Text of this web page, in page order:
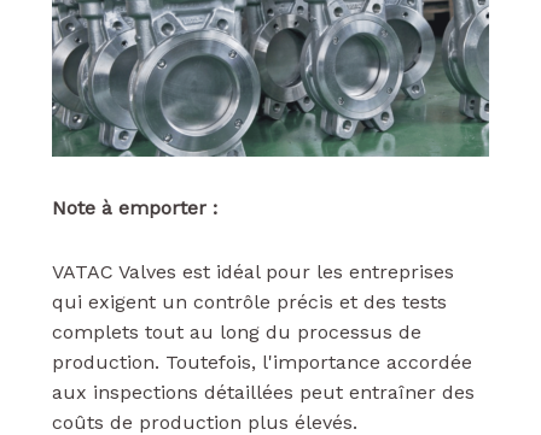
Note à emporter :
VATAC Valves est idéal pour les entreprises
qui exigent un contrôle précis et des tests
complets tout au long du processus de
production. Toutefois, l'importance accordée
aux inspections détaillées peut entraîner des
coûts de production plus élevés.